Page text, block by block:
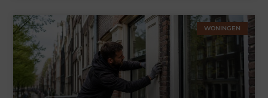
WONINGEN